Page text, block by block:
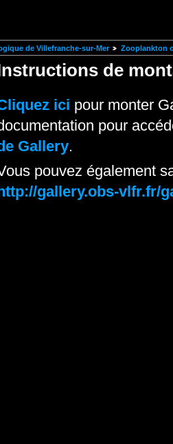
de Villefranche-sur-Mer Zooplankton
de
ici pour monter
pour
Gallery.
pouvez également
http://gallery.obs-vlfr.fr/